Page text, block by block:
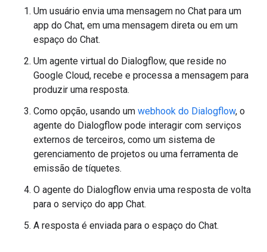
Um usuário envia uma mensagem no Chat para um
app do Chat, em uma mensagem direta ou em um
espaço do Chat.
Um agente virtual do Dialogflow, que reside no
Google Cloud, recebe e processa a mensagem para
produzir uma resposta.
Como opção, usando um webhook do Dialogflow, o
agente do Dialogflow pode interagir com serviços
externos de terceiros, como um sistema de
gerenciamento de projetos ou uma ferramenta de
emissão de tíquetes.
O agente do Dialogflow envia uma resposta de volta
para o serviço do app Chat.
A resposta é enviada para o espaço do Chat.